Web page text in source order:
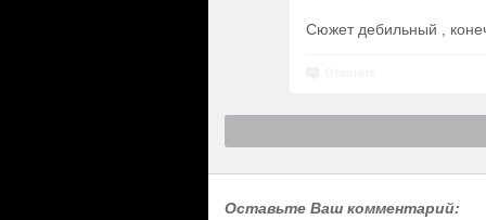
Сюжет дебильный ,
Оставьте Ваш комментарий: